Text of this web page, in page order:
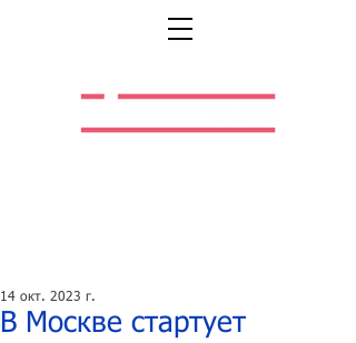
В Москве стартует
14 окт. 2023 г.